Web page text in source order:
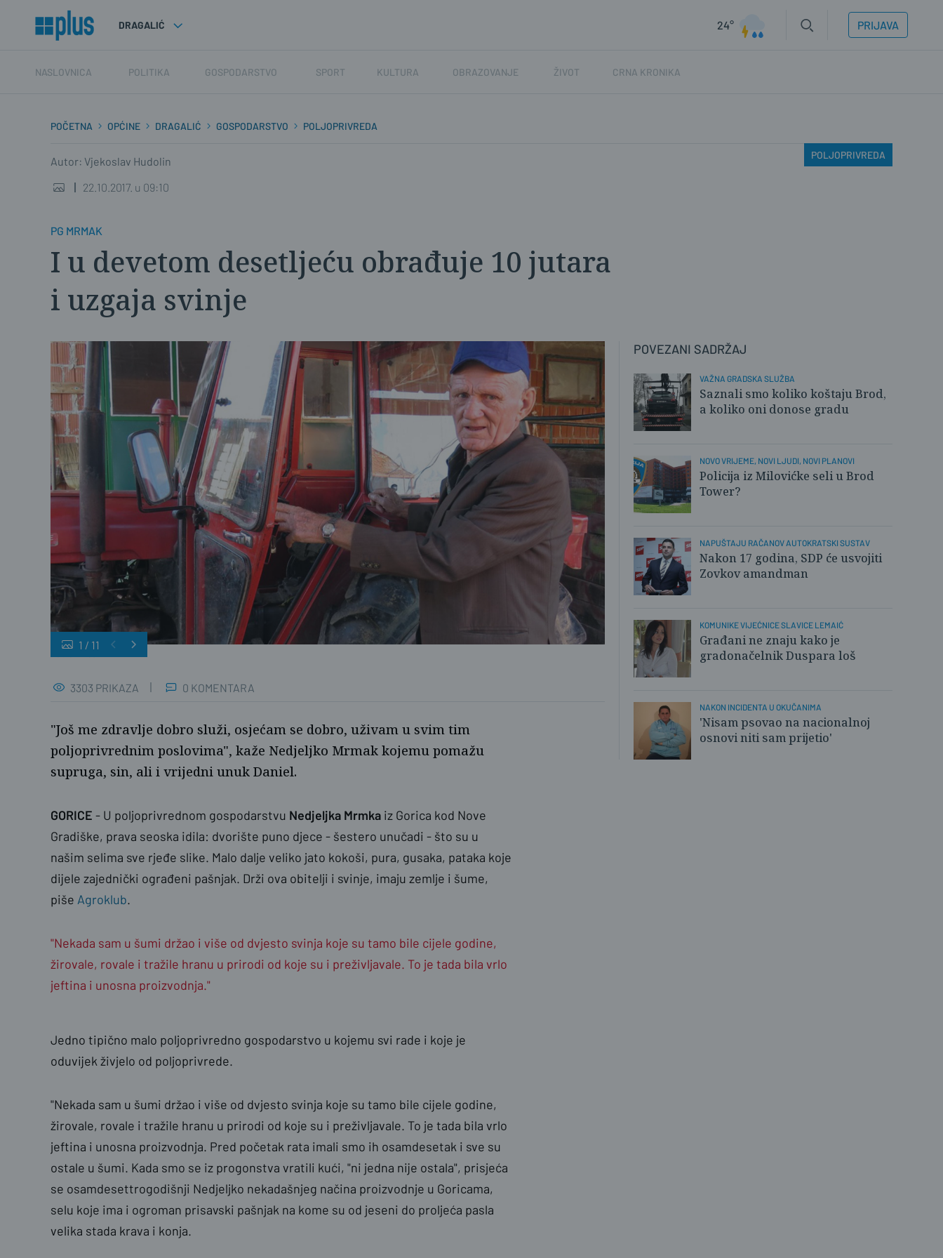
DRAGALIĆ 24° PRIJAVA
NASLOVNICA POLITIKA GOSPODARSTVO SPORT KULTURA OBRAZOVANJE ŽIVOT CRNA KRONIKA
POČETNA OPĆINE DRAGALIĆ GOSPODARSTVO POLJOPRIVREDA
POLJOPRIVREDA
Autor: Vjekoslav Hudolin
22.10.2017. u 09:10
PG MRMAK
I u devetom desetljeću obrađuje 10 jutara
i uzgaja svinje
naslovnica naslovnica
1 / 11
3303 PRIKAZA 0 KOMENTARA
"Još me zdravlje dobro služi, osjećam se dobro, uživam u svim tim
poljoprivrednim poslovima", kaže Nedjeljko Mrmak kojemu pomažu
supruga, sin, ali i vrijedni unuk Daniel.
GORICE - U poljoprivrednom gospodarstvu Nedjeljka Mrmka iz Gorica kod Nove
Gradiške, prava seoska idila: dvorište puno djece - šestero unučadi - što su u
našim selima sve rjeđe slike. Malo dalje veliko jato kokoši, pura, gusaka, pataka koje
dijele zajednički ograđeni pašnjak. Drži ova obitelji i svinje, imaju zemlje i šume,
piše Agroklub.
"Nekada sam u šumi držao i više od dvjesto svinja koje su tamo bile cijele godine,
žirovale, rovale i tražile hranu u prirodi od koje su i preživljavale. To je tada bila vrlo
jeftina i unosna proizvodnja."
Jedno tipično malo poljoprivredno gospodarstvo u kojemu svi rade i koje je
oduvijek živjelo od poljoprivrede.
"Nekada sam u šumi držao i više od dvjesto svinja koje su tamo bile cijele godine,
žirovale, rovale i tražile hranu u prirodi od koje su i preživljavale. To je tada bila vrlo
jeftina i unosna proizvodnja. Pred početak rata imali smo ih osamdesetak i sve su
ostale u šumi. Kada smo se iz progonstva vratili kući, "ni jedna nije ostala", prisjeća
se osamdesettrogodišnji Nedjeljko nekadašnjeg načina proizvodnje u Goricama,
selu koje ima i ogroman prisavski pašnjak na kome su od jeseni do proljeća pasla
velika stada krava i konja.
POVEZANI SADRŽAJ
VAŽNA GRADSKA SLUŽBA
Saznali smo koliko koštaju Brod,
a koliko oni donose gradu
NOVO VRIJEME, NOVI LJUDI, NOVI PLANOVI
Policija iz Milovićke seli u Brod
Tower?
NAPUŠTAJU RAČANOV AUTOKRATSKI SUSTAV
Nakon 17 godina, SDP će usvojiti
Zovkov amandman
KOMUNIKE VIJEĆNICE SLAVICE LEMAIĆ
Građani ne znaju kako je
gradonačelnik Duspara loš
NAKON INCIDENTA U OKUČANIMA
'Nisam psovao na nacionalnoj
osnovi niti sam prijetio'